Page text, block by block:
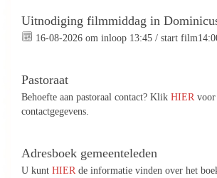
Uitnodiging filmmiddag in
16-08-2026 om inloop 13:45 / start
Pastoraat
Behoefte aan pastoraal contact? Klik HIER voor
contactgegevens.
Adresboek gemeenteleden
U kunt HIER de informatie vinden over het